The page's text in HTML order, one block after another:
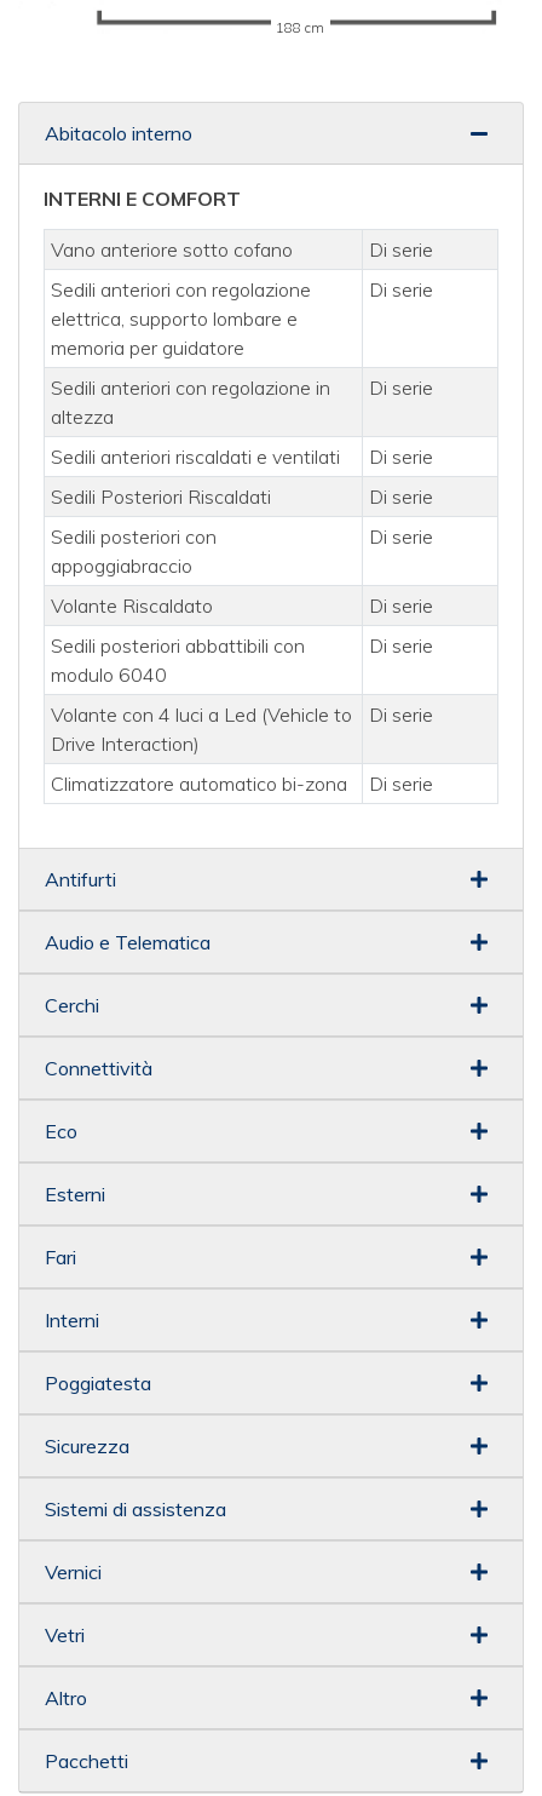
188 cm
Abitacolo interno
INTERNI E COMFORT
Vano anteriore sotto cofano
Di serie
Sedili anteriori con regolazione
elettrica, supporto lombare e
memoria per guidatore
Di serie
Sedili anteriori con regolazione in
altezza
Di serie
Sedili anteriori riscaldati e ventilati
Di serie
Sedili Posteriori Riscaldati
Di serie
Sedili posteriori con
appoggiabraccio
Di serie
Volante Riscaldato
Di serie
Sedili posteriori abbattibili con
modulo 6040
Di serie
Volante con 4 luci a Led (Vehicle to
Drive Interaction)
Di serie
Climatizzatore automatico bi-zona Di serie
Antifurti
Audio e Telematica
Cerchi
Connettività
Eco
Esterni
Fari
Interni
Poggiatesta
Sicurezza
Sistemi di assistenza
Vernici
Vetri
Altro
Pacchetti